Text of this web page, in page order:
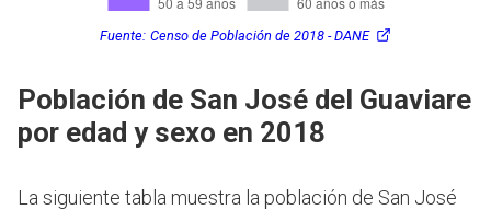
Fuente: Censo de Población de 2018 - DANE
Población de San José del Guaviare
por edad y sexo en 2018
La siguiente tabla muestra la población de San José